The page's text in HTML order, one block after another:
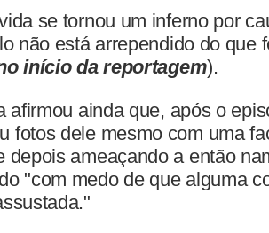
se tornou um inferno por
não está arrependido do que
início da reportagem).
afirmou ainda que, após o
fotos dele mesmo com uma
depois ameaçando a então
"com medo de que alguma